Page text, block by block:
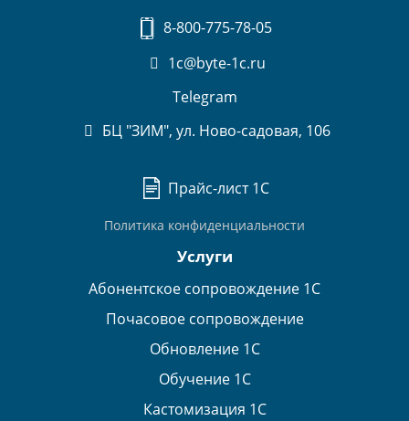
8-800-775-78-05
1c@byte-1c.ru
Telegram
БЦ "ЗИМ", ул. Ново-садовая, 106
Прайс-лист 1С
Политика конфиденциальности
Услуги
Абонентское сопровождение 1С
Почасовое сопровождение
Обновление 1С
Обучение 1С
Кастомизация 1С